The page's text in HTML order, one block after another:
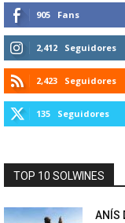
905 Fans
2,412 Seguidores
2,423 Seguidores
135 Seguidores
TOP 10 SOLWINES
ANÍS